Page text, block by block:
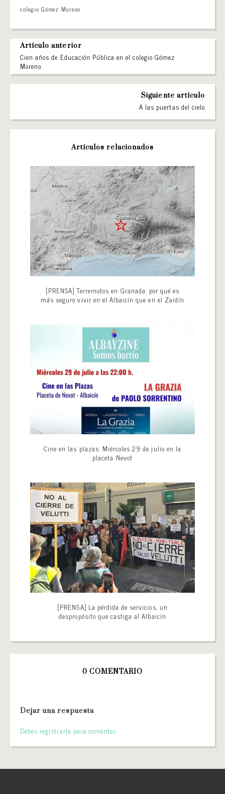
colegio Gómez Moreno
Artículo anterior
Cien años de Educación Pública en el colegio Gómez
Moreno
Siguiente artículo
A las puertas del cielo
Artículos relacionados
[PRENSA] Terremotos en Granada: por qué es
más seguro vivir en el Albaicín que en el Zaidín
Cine en las plazas. Miércoles 29 de julio en la
placeta Nevot
[PRENSA] La pérdida de servicios, un
despropósito que castiga al Albaicín
0 COMENTARIO
Dejar una respuesta
Debes registrarte para comentar.